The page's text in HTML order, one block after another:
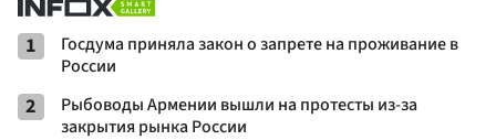
1
Госдума приняла закон о запрете на проживание в
России
2
Рыбоводы Армении вышли на протесты из-за
закрытия рынка России